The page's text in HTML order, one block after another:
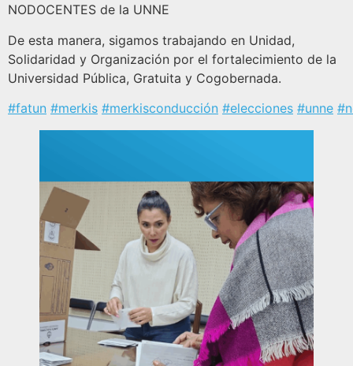
NODOCENTES de la UNNE
De esta manera, sigamos trabajando en Unidad,
Solidaridad y Organización por el fortalecimiento de la
Universidad Pública, Gratuita y Cogobernada.
#fatun #merkis #merkisconducción #elecciones #unne